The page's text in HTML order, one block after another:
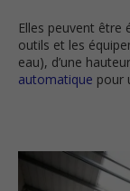
Elles peuvent être
outils et les
eau), d’une
automatique pour